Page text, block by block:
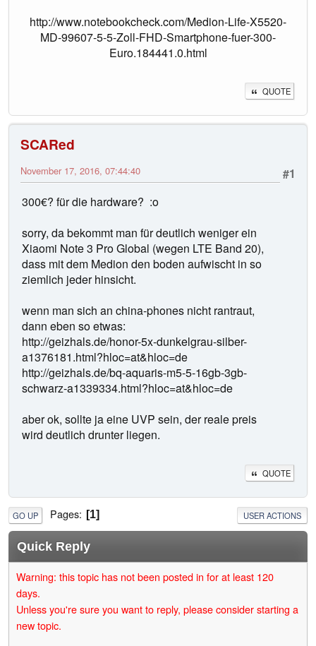
http://www.notebookcheck.com/Medion-Life-X5520-
MD-99607-5-5-Zoll-FHD-Smartphone-fuer-300-
Euro.184441.0.html
QUOTE
SCARed
#1
November 17, 2016, 07:44:40
300€? für die hardware? :o
sorry, da bekommt man für deutlich weniger ein
Xiaomi Note 3 Pro Global (wegen LTE Band 20),
dass mit dem Medion den boden aufwischt in so
ziemlich jeder hinsicht.
wenn man sich an china-phones nicht rantraut,
dann eben so etwas:
http://geizhals.de/honor-5x-dunkelgrau-silber-
a1376181.html?hloc=at&hloc=de
http://geizhals.de/bq-aquaris-m5-5-16gb-3gb-
schwarz-a1339334.html?hloc=at&hloc=de
aber ok, sollte ja eine UVP sein, der reale preis
wird deutlich drunter liegen.
QUOTE
GO UP Pages 1 USER ACTIONS
Quick Reply
Warning: this topic has not been posted in for at least 120
days.
Unless you're sure you want to reply, please consider starting a
new topic.